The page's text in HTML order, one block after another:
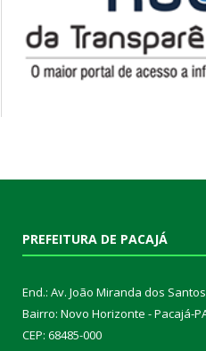
PREFEITURA DE PACAJÁ
End.: Av. João Miranda dos
Bairro: Novo Horizonte - Pacajá-
CEP: 68485-000